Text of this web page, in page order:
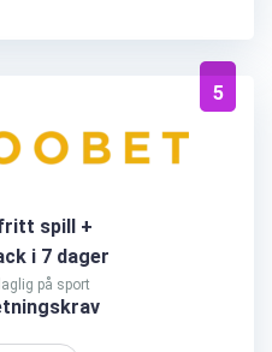
5
spill +
i 7 dager
på sport